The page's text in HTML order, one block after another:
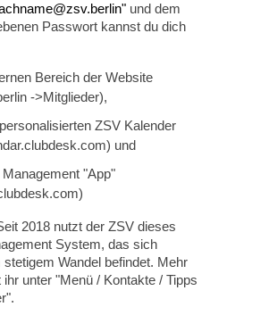
und dem
Passwort kannst du dich
Bereich der Website
->Mitglieder),
ZSV Kalender
und
Management "App"
2018 nutzt der ZSV dieses
System, das sich
stetigem Wandel befindet. Mehr
ihr unter "Menü / Kontakte / Tipps